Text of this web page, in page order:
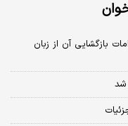
بازگشایی آن از زبان
شد